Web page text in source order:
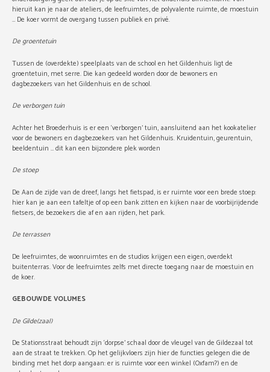
hieruit kan je naar de ateliers, de leefruimtes, de polyvalente ruimte, de moestuin
… De koer vormt de overgang tussen publiek en privé.
De groentetuin
Tussen de (overdekte) speelplaats van de school en het Gildenhuis ligt de
groentetuin, met serre. Die kan gedeeld worden door de bewoners en
dagbezoekers van het Gildenhuis en de school.
De verborgen tuin
Achter het Broederhuis is er een ‘verborgen’ tuin, aansluitend aan het kookatelier
voor de bewoners en dagbezoekers van het Gildenhuis. Kruidentuin, geurentuin,
beeldentuin … dit kan een bijzondere plek worden
De stoep
De Aan de zijde van de dreef, langs het fietspad, is er ruimte voor een brede stoep:
hier kan je aan een tafeltje of op een bank zitten en kijken naar de voorbijrijdende
fietsers, de bezoekers die af en aan rijden, het park.
De terrassen
De leefruimtes, de woonruimtes en de studios krijgen een eigen, overdekt
buitenterras. Voor de leefruimtes zelfs met directe toegang naar de moestuin en
de koer.
GEBOUWDE VOLUMES
De Gilde(zaal)
De Stationsstraat behoudt zijn ‘dorpse’ schaal door de vleugel van de Gildezaal tot
aan de straat te trekken. Op het gelijkvloers zijn hier de functies gelegen die de
binding met het dorp aangaan: er is ruimte voor een winkel (Oxfam?) en de